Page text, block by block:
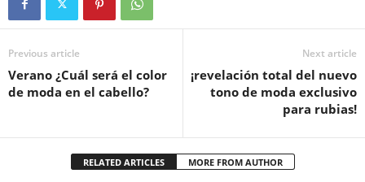
Previous article
Verano ¿Cuál será el color
de moda en el cabello?
Next article
¡revelación total del nuevo
tono de moda exclusivo
para rubias!
RELATED ARTICLES MORE FROM AUTHOR